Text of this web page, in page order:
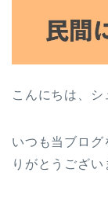
こんにちは、シ
いつも当ブログ
りがとうござい